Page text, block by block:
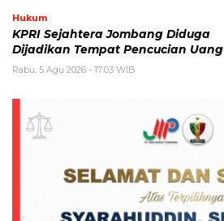
Hukum
KPRI Sejahtera Jombang Diduga
Dijadikan Tempat Pencucian Uang
Rabu, 5 Agu 2026 - 17:03 WIB